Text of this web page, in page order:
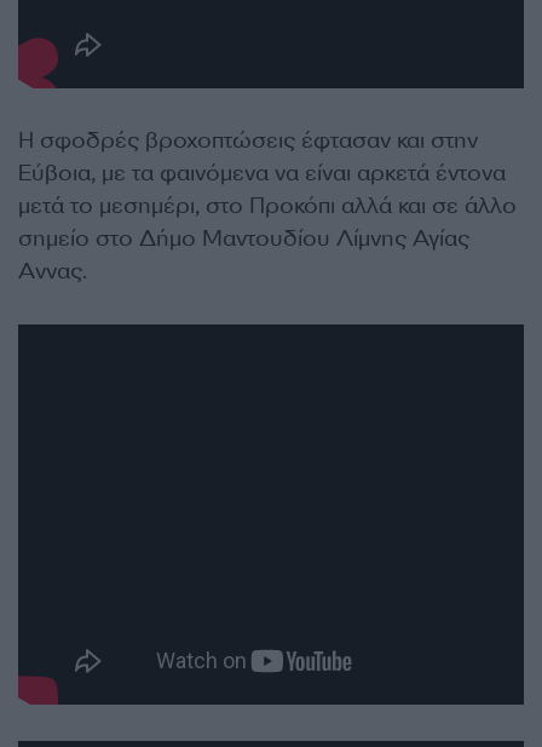
Η σφοδρές βροχοπτώσεις έφτασαν και στην
Εύβοια, με τα φαινόμενα να είναι αρκετά έντονα
μετά το μεσημέρι, στο Προκόπι αλλά και σε άλλο
σημείο στο Δήμο Μαντουδίου Λίμνης Αγίας
Αννας.